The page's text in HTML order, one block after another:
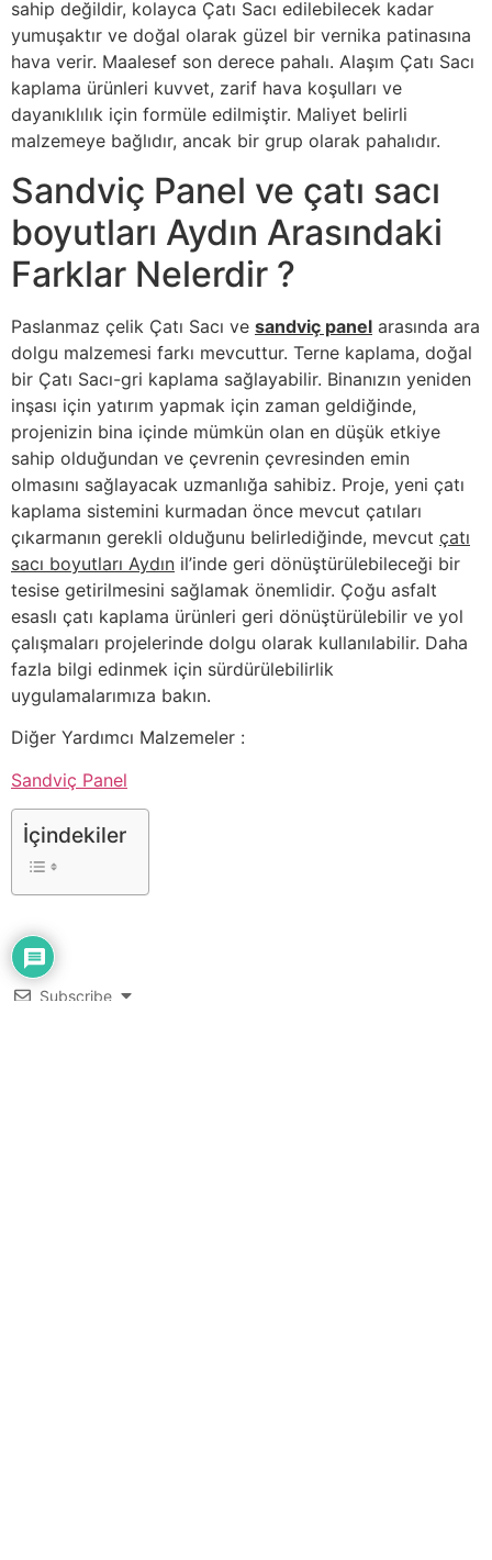
sahip değildir, kolayca Çatı Sacı edilebilecek kadar
yumuşaktır ve doğal olarak güzel bir vernika patinasına
hava verir. Maalesef son derece pahalı. Alaşım Çatı Sacı
kaplama ürünleri kuvvet, zarif hava koşulları ve
dayanıklılık için formüle edilmiştir. Maliyet belirli
malzemeye bağlıdır, ancak bir grup olarak pahalıdır.
Sandviç Panel ve çatı sacı
boyutları Aydın Arasındaki
Farklar Nelerdir ?
Paslanmaz çelik Çatı Sacı ve sandviç panel arasında ara
dolgu malzemesi farkı mevcuttur. Terne kaplama, doğal
bir Çatı Sacı-gri kaplama sağlayabilir. Binanızın yeniden
inşası için yatırım yapmak için zaman geldiğinde,
projenizin bina içinde mümkün olan en düşük etkiye
sahip olduğundan ve çevrenin çevresinden emin
olmasını sağlayacak uzmanlığa sahibiz. Proje, yeni çatı
kaplama sistemini kurmadan önce mevcut çatıları
çıkarmanın gerekli olduğunu belirlediğinde, mevcut çatı
sacı boyutları Aydın il’inde geri dönüştürülebileceği bir
tesise getirilmesini sağlamak önemlidir. Çoğu asfalt
esaslı çatı kaplama ürünleri geri dönüştürülebilir ve yol
çalışmaları projelerinde dolgu olarak kullanılabilir. Daha
fazla bilgi edinmek için sürdürülebilirlik
uygulamalarımıza bakın.
Diğer Yardımcı Malzemeler :
Sandviç Panel
İçindekiler
Subscribe